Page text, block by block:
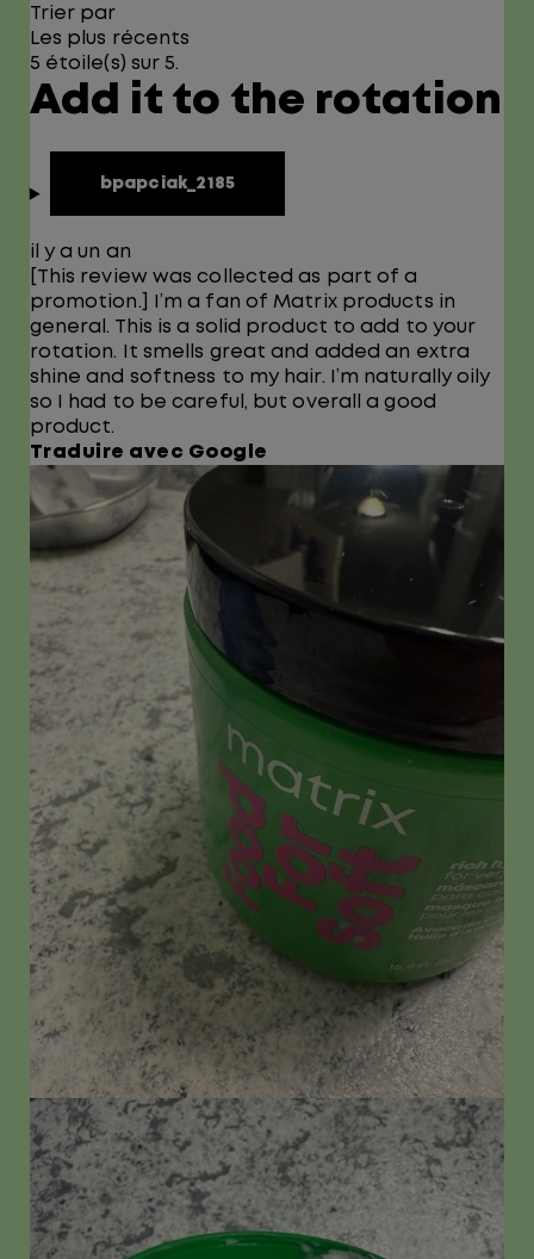
Trier par
Les plus récents
5 étoile(s) sur 5.
Add it to the rotation
bpapciak_2185
il y a un an
[This review was collected as part of a
promotion.] I’m a fan of Matrix products in
general. This is a solid product to add to your
rotation. It smells great and added an extra
shine and softness to my hair. I’m naturally oily
so I had to be careful, but overall a good
product.
Traduire avec Google